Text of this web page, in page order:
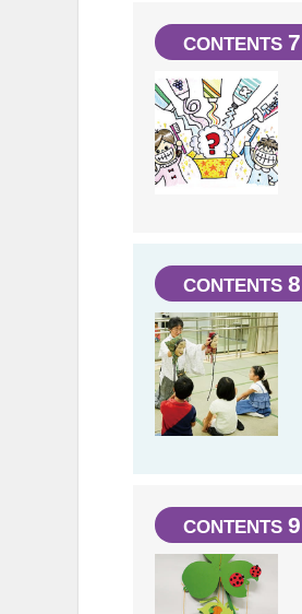
7
8
9